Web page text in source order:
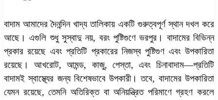
বাদাম আমাদের দৈনন্দিন খাদ্য তালিকায় একটি গুরুত্বপূর্ণ স্থান দখল করে
আছে। এগুলি শুধু সুস্বাদু নয়, বরং পুষ্টিগুণে ভরপুর। বাদামের বিভিন্ন
প্রকার রয়েছে এবং প্রতিটি প্রকারের নিজস্ব পুষ্টিগুণ এবং উপকারিতা
রয়েছে। আখরোট, আমন্ড, কাজু, পেস্তা, এবং চিনাবাদাম—প্রতিটি
বাদামই স্বাস্থ্যের জন্য বিশেষভাবে উপকারী। তবে, বাদামের উপকারিতা
যেমন রয়েছে, তেমনি অতিরিক্ত বা অনিয়ন্ত্রিত পরিমাণে গ্রহণ করলে